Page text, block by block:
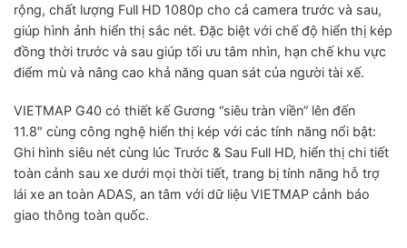
rộng, chất lượng Full HD 1080p cho cả camera trước và sau,
giúp hình ảnh hiển thị sắc nét. Đặc biệt với chế độ hiển thị kép
đồng thời trước và sau giúp tối ưu tâm nhìn, hạn chế khu vực
điểm mù và nâng cao khả năng quan sát của người tài xế.
VIETMAP G40 có thiết kế Gương “siêu tràn viền” lên đến
11.8″ cùng công nghệ hiển thị kép với các tính năng nổi bật:
Ghi hình siêu nét cùng lúc Trước & Sau Full HD, hiển thị chi tiết
toàn cảnh sau xe dưới mọi thời tiết, trang bị tính năng hỗ trợ
lái xe an toàn ADAS, an tâm với dữ liệu VIETMAP cảnh báo
giao thông toàn quốc.